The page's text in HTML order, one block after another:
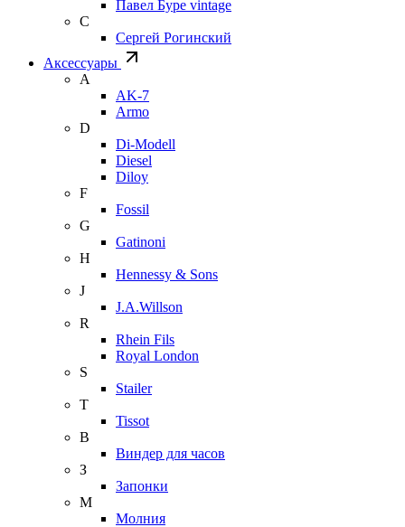
Павел Буре vintage
С
Сергей Рогинский
Аксессуары
A
AK-7
Armo
D
Di-Modell
Diesel
Diloy
F
Fossil
G
Gatinoni
H
Hennessy & Sons
J
J.A.Willson
R
Rhein Fils
Royal London
S
Stailer
T
Tissot
В
Виндер для часов
З
Запонки
М
Молния